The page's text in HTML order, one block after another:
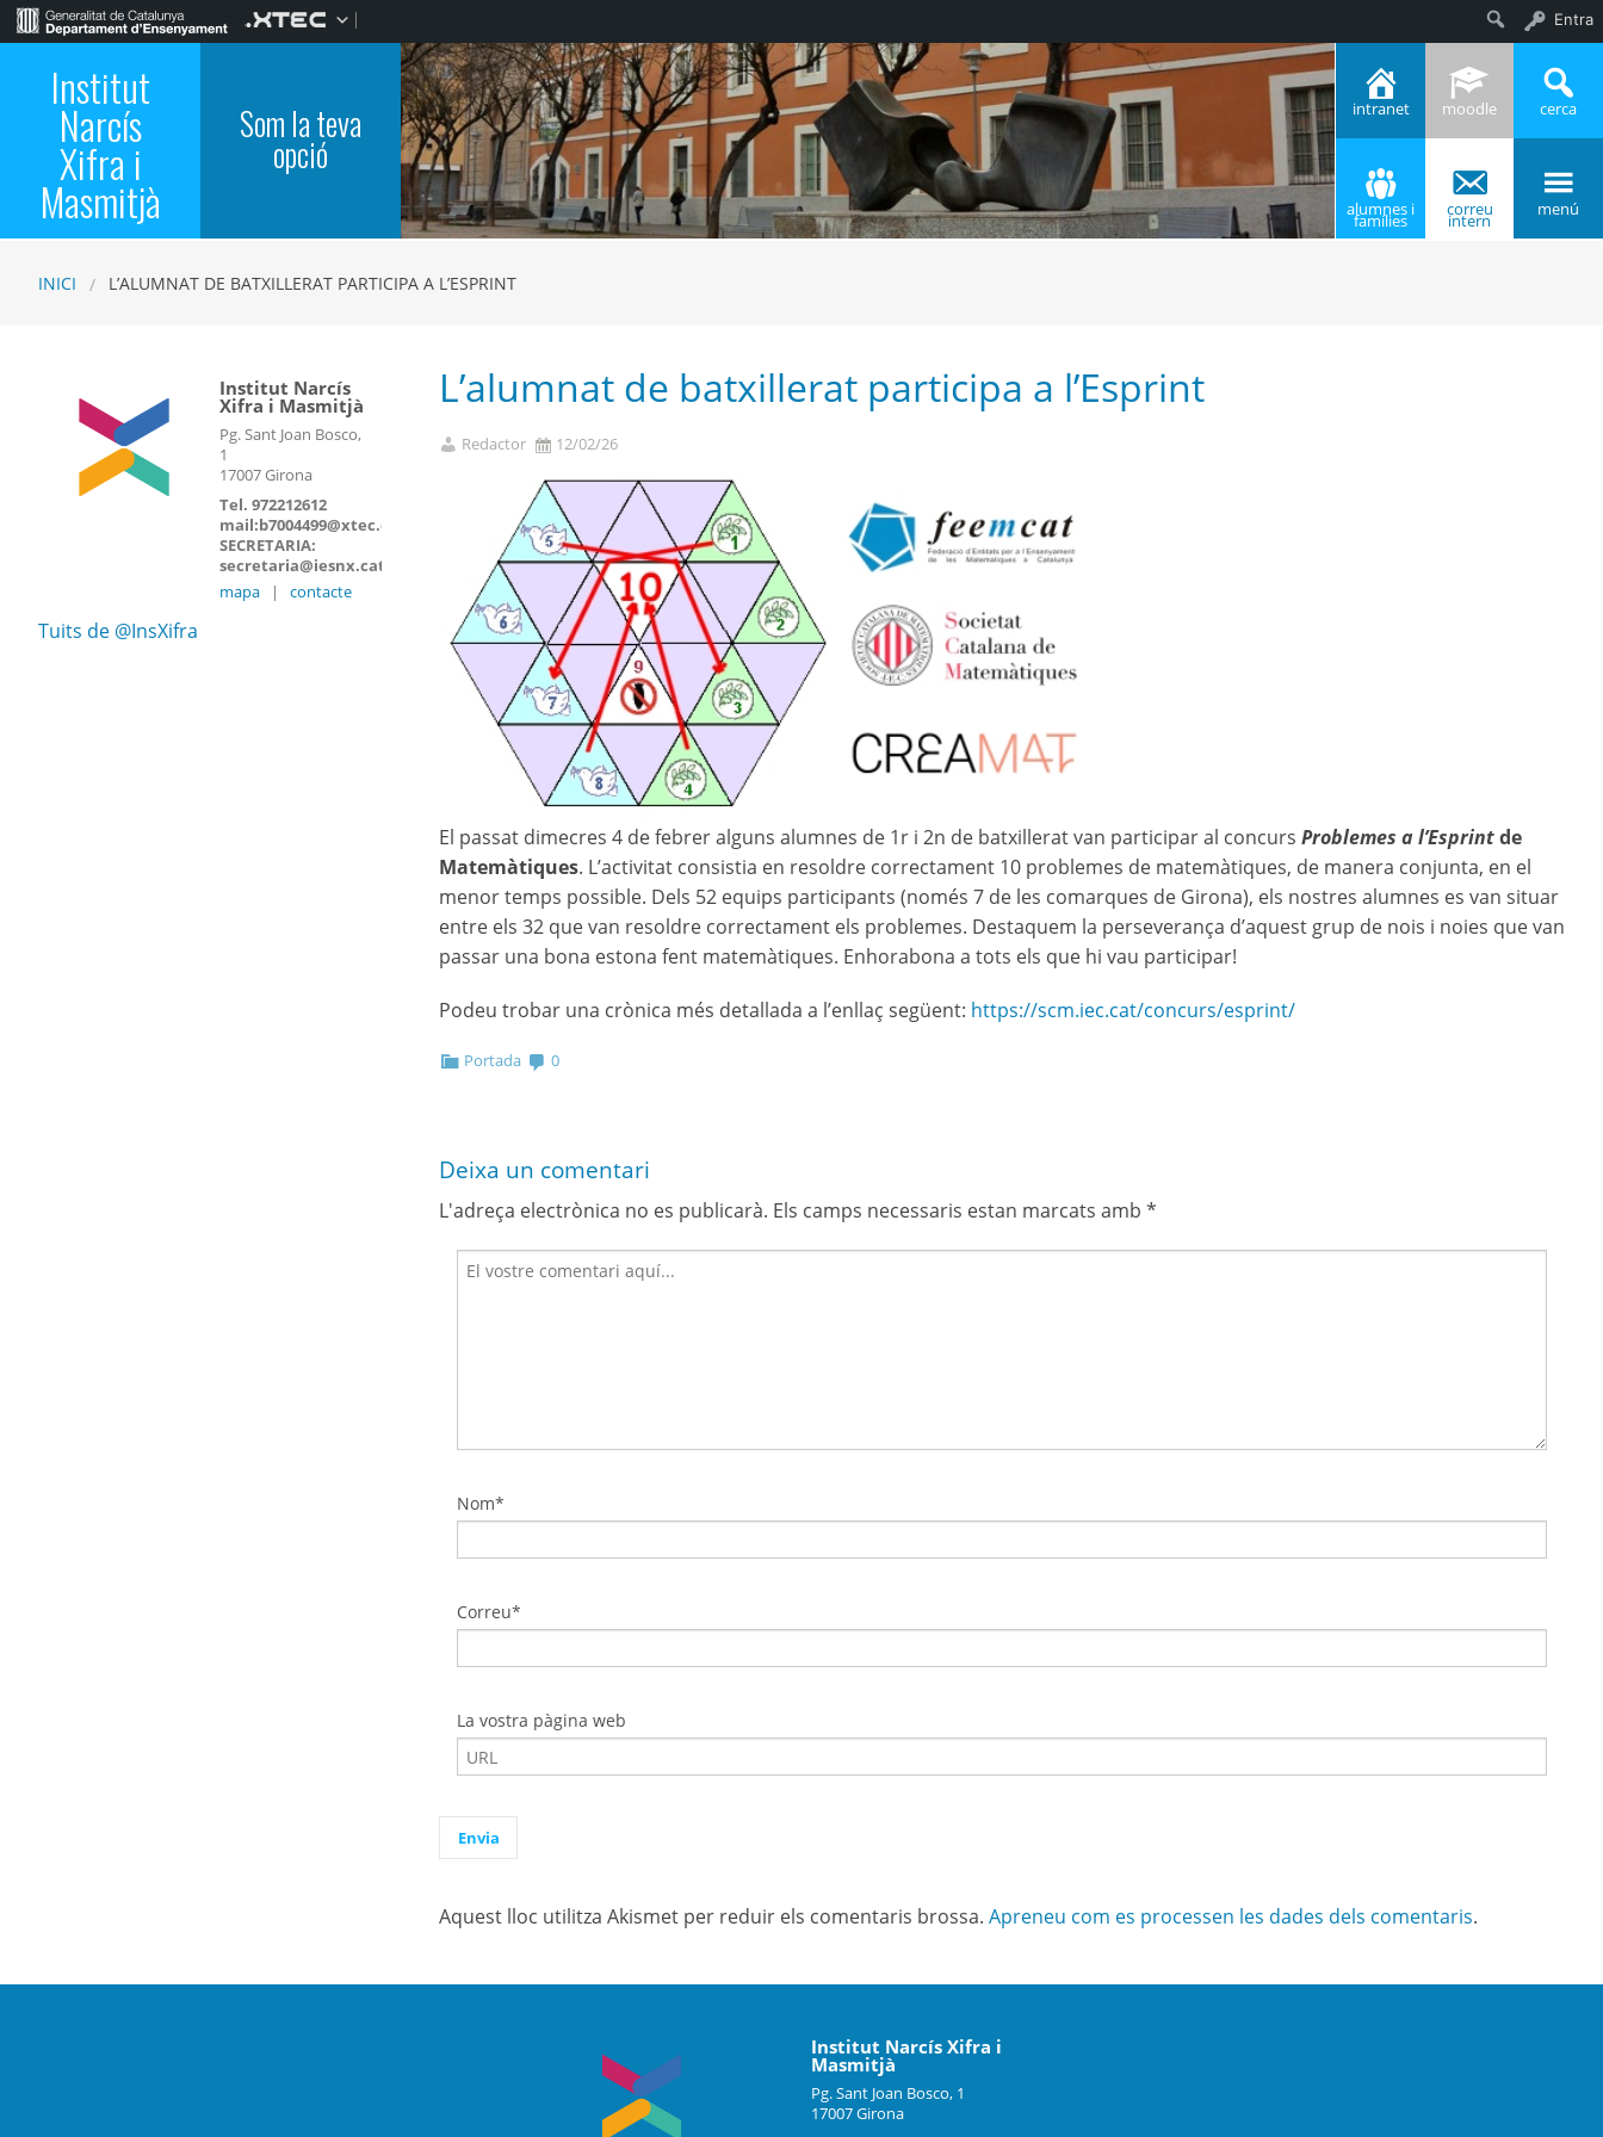
Institut
Narcís
Xifra i
Masmitjà
Som la teva
opció
intranet moodle cerca
alumnes i
famílies
correu
intern
menú
INICI L’ALUMNAT DE BATXILLERAT PARTICIPA A L’ESPRINT
L’alumnat de batxillerat participa a l’Esprint
Redactor 12/02/26
El passat dimecres 4 de febrer alguns alumnes de 1r i 2n de batxillerat van participar al concurs Problemes a l’Esprintde
Matemàtiques. L’activitat consistia en resoldre correctament 10 problemes de matemàtiques, de manera conjunta, en el
menor temps possible. Dels 52 equips participants (només 7 de les comarques de Girona), els nostres alumnes es van situar
entre els 32 que van resoldre correctament els problemes. Destaquem la perseverança d’aquest grup de nois i noies que van
passar una bona estona fent matemàtiques. Enhorabona a tots els que hi vau participar!
Podeu trobar una crònica més detallada a l’enllaç següent: https://scm.iec.cat/concurs/esprint/
Portada 0
Deixa un comentari
L'adreça electrònica no es publicarà. Els camps necessaris estan marcats amb *
Nom*
Correu*
La vostra pàgina web
Aquest lloc utilitza Akismet per reduir els comentaris brossa. Apreneu com es processen les dades dels comentaris.
Institut Narcís
Xifra i Masmitjà
Pg. Sant Joan Bosco,
1
17007 Girona
Tel. 972212612
mail:b7004499@xtec.cat
SECRETARIA:
secretaria@iesnx.cat
mapa
| contacte
Tuits de @InsXifra
Institut Narcís Xifra i
Masmitjà
Pg. Sant Joan Bosco, 1
17007 Girona
Entra